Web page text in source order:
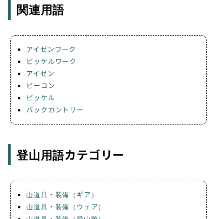
関連用語
アイゼンワーク
ピッケルワーク
アイゼン
ビーコン
ピッケル
バックカントリー
登山用語カテゴリー
山道具・装備（ギア）
山道具・装備（ウェア）